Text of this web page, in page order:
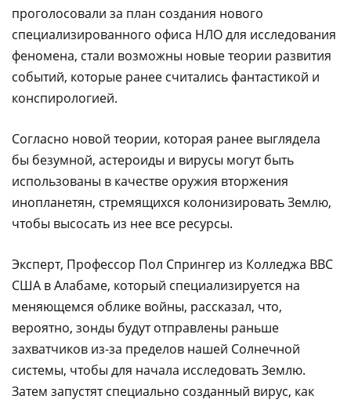
проголосовали за план создания нового
специализированного офиса НЛО для исследования
феномена, стали возможны новые теории развития
событий, которые ранее считались фантастикой и
конспирологией.
Согласно новой теории, которая ранее выглядела
бы безумной, астероиды и вирусы могут быть
использованы в качестве оружия вторжения
инопланетян, стремящихся колонизировать Землю,
чтобы высосать из нее все ресурсы.
Эксперт, Профессор Пол Спрингер из Колледжа ВВС
США в Алабаме, который специализируется на
меняющемся облике войны, рассказал, что,
вероятно, зонды будут отправлены раньше
захватчиков из-за пределов нашей Солнечной
системы, чтобы для начала исследовать Землю.
Затем запустят специально созданный вирус, как